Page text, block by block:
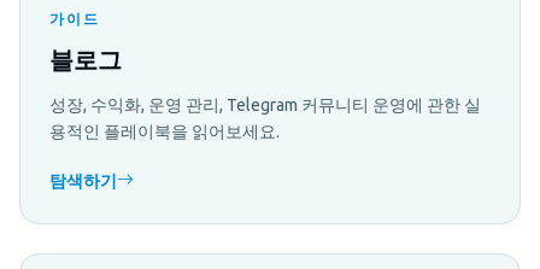
가이드
블로그
성장, 수익화, 운영 관리, Telegram 커뮤니티 운영에 관한 실
용적인 플레이북을 읽어보세요.
탐색하기